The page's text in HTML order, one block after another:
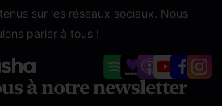
sur les réseaux sociaux. Nous
parler à tous !
à notre newsletter